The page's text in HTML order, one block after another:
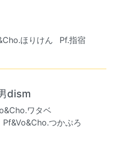
ほりけん
Pf.指宿
dism
ワタベ
Pf&Vo&Cho.つかぷろ